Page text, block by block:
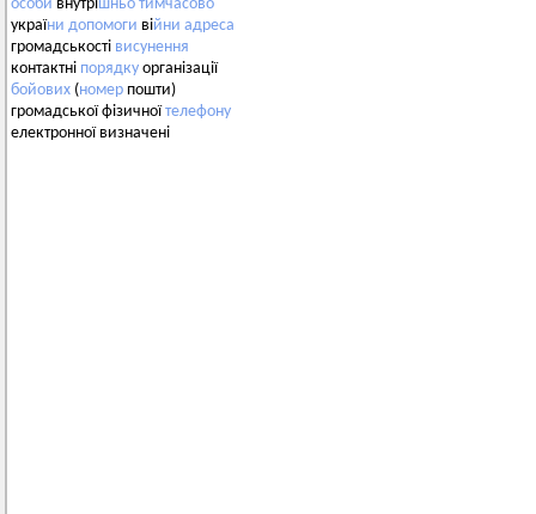
особи внутрішньо тимчасово
україни допомоги війни адреса
громадськості висунення
контактні порядку організації
бойових (номер пошти)
громадської фізичноїтелефону
електронної визначені